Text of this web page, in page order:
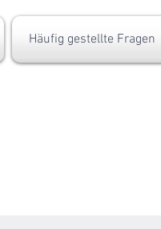
Häufig gestellte Fragen